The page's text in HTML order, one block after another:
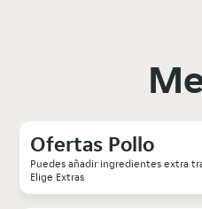
Ofertas Pollo
Puedes añadir ingredientes extra
Elige Extras